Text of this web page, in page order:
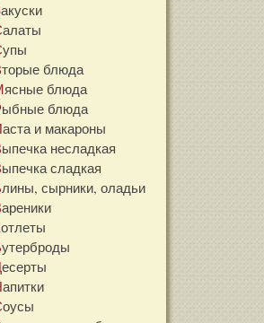
Закуски
Салаты
Супы
Вторые блюда
Мясные блюда
Рыбные блюда
Паста и макароны
Выпечка несладкая
Выпечка сладкая
Блины, сырники, оладьи
Вареники
Котлеты
Бутерброды
Десерты
Напитки
Соусы